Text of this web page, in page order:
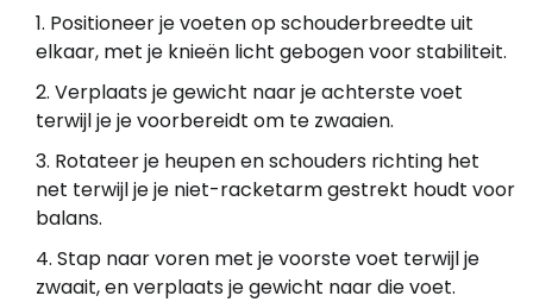
Positioneer je voeten op schouderbreedte uit
elkaar, met je knieën licht gebogen voor stabiliteit.
Verplaats je gewicht naar je achterste voet
terwijl je je voorbereidt om te zwaaien.
Rotateer je heupen en schouders richting het
net terwijl je je niet-racketarm gestrekt houdt voor
balans.
Stap naar voren met je voorste voet terwijl je
zwaait, en verplaats je gewicht naar die voet.